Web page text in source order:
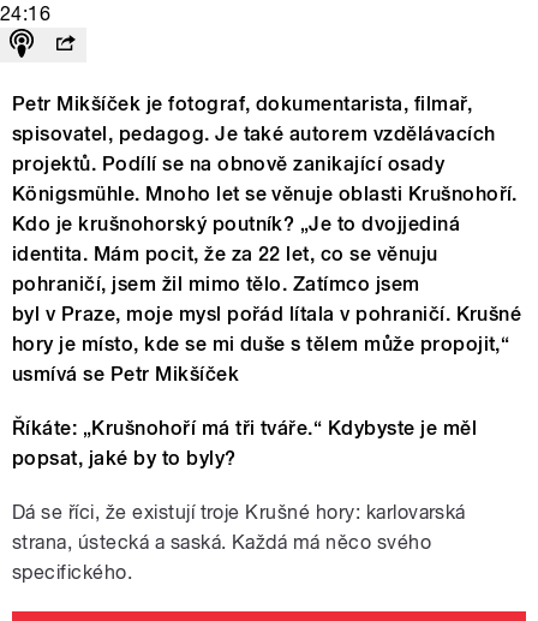
24:16
Petr Mikšíček je fotograf, dokumentarista, filmař,
spisovatel, pedagog. Je také autorem vzdělávacích
projektů. Podílí se na obnově zanikající osady
Königsmühle. Mnoho let se věnuje oblasti Krušnohoří.
Kdo je krušnohorský poutník? „Je to dvojjediná
identita. Mám pocit, že za 22 let, co se věnuju
pohraničí, jsem žil mimo tělo. Zatímco jsem
byl v Praze, moje mysl pořád lítala v pohraničí. Krušné
hory je místo, kde se mi duše s tělem může propojit,“
usmívá se Petr Mikšíček
Říkáte: „Krušnohoří má tři tváře.“ Kdybyste je měl
popsat, jaké by to byly?
Dá se říci, že existují troje Krušné hory: karlovarská
strana, ústecká a saská. Každá má něco svého
specifického.